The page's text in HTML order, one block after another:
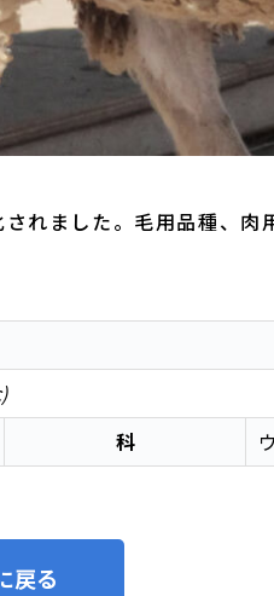
れました。毛用品種、
科
戻る